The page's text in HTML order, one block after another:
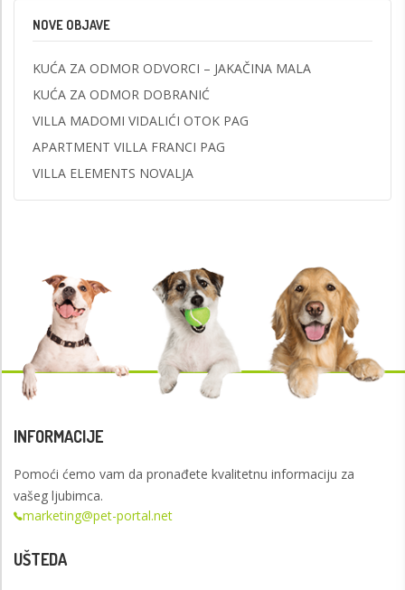
NOVE OBJAVE
KUĆA ZA ODMOR ODVORCI – JAKAČINA MALA
KUĆA ZA ODMOR DOBRANIĆ
VILLA MADOMI VIDALIĆI OTOK PAG
APARTMENT VILLA FRANCI PAG
VILLA ELEMENTS NOVALJA
INFORMACIJE
Pomoći ćemo vam da pronađete kvalitetnu informaciju za
vašeg ljubimca.
marketing@pet-portal.net
UŠTEDA